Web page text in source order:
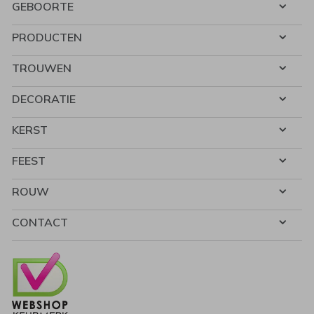
GEBOORTE
PRODUCTEN
TROUWEN
DECORATIE
KERST
FEEST
ROUW
CONTACT